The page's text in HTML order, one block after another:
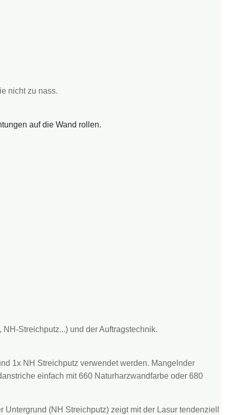
nicht zu nass.
auf die Wand rollen.
Streichputz...) und der Auftragstechnik.
1x NH Streichputz verwendet werden. Mangelnder
einfach mit 660 Naturharzwandfarbe oder 680
(NH Streichputz) zeigt mit der Lasur tendenziell